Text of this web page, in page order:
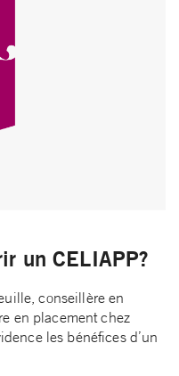
un CELIAPP?
conseillère en
en placement chez
les bénéfices d’un